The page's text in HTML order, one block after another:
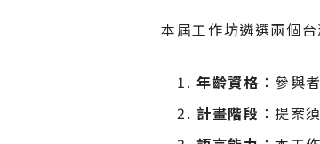
本屆工作坊遴選兩個
年齡資格 ：參與
計畫階段 ：提案